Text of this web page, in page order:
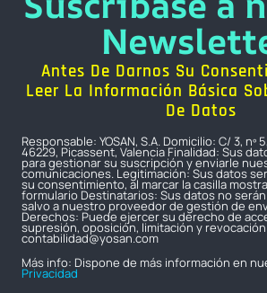
Antes De Darnos Su
Leer La Información Básica
De Datos
Responsable: YOSAN, S.A. Domicilio: C/ 3, nº
46229, Picassent, Valencia Finalidad: Sus
para gestionar su suscripción y enviarle
comunicaciones. Legitimación: Sus datos
su consentimiento, al marcar la casilla
formulario Destinatarios: Sus datos no
salvo a nuestro proveedor de gestión de
Derechos: Puede ejercer su derecho de
supresión, oposición, limitación y
contabilidad@yosan.com
Más info: Dispone de más información en
Privacidad